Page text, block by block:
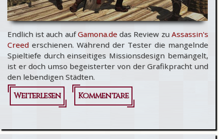
Endlich ist auch aufGamona.dedas Review zu Assassin's
Creed erschienen. Während der Tester die mangelnde
Spieltiefe durch einseitiges Missionsdesign bemängelt,
ist er doch umso begeisterter von der Grafikpracht und
den lebendigen Städten.
Weiterlesen
über
Creed:
Kommentare